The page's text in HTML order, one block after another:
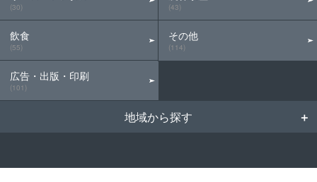
(30)
飲食
(55)
広告・出版・印刷
(101)
(43)
その他
(114)
地域から探す